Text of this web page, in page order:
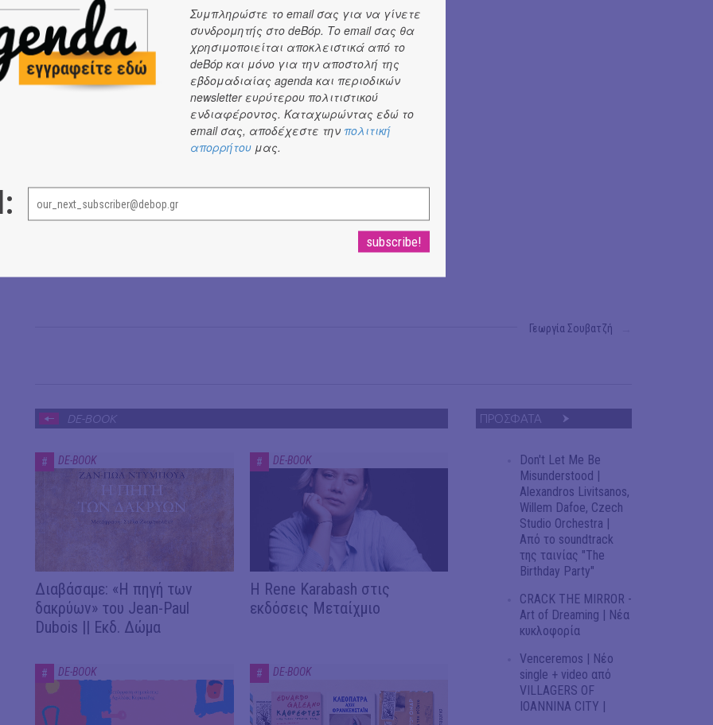
Γεωργία Σουβατζή
DE-BOOK
# DE-BOOK
Διαβάσαμε: «Η πηγή των
δακρύων» του Jean-Paul
Dubois || Εκδ. Δώμα
# DE-BOOK
Η Rene Karabash στις
εκδόσεις Μεταίχμιο
# DE-BOOK # DE-BOOK
ΠΡΟΣΦΑΤΑ
Don't Let Me Be
Misunderstood |
Alexandros Livitsanos,
Willem Dafoe, Czech
Studio Orchestra |
Από το soundtrack
της ταινίας "The
Birthday Party"
CRACK THE MIRROR -
Art of Dreaming | Νέα
κυκλοφορία
Venceremos | Νέο
single + video από
VILLAGERS OF
IOANNINA CITY |
Συμπληρώστε το email σας για να γίνετε
συνδρομητής στο deBόp. Το email σας θα
χρησιμοποιείται αποκλειστικά από το
deBόp και μόνο για την αποστολή της
εβδομαδιαίας agenda και περιοδικών
newsletter ευρύτερου πολιτιστικού
ενδιαφέροντος. Καταχωρώντας εδώ το
email σας, αποδέχεστε την πολιτική
απορρήτου μας.